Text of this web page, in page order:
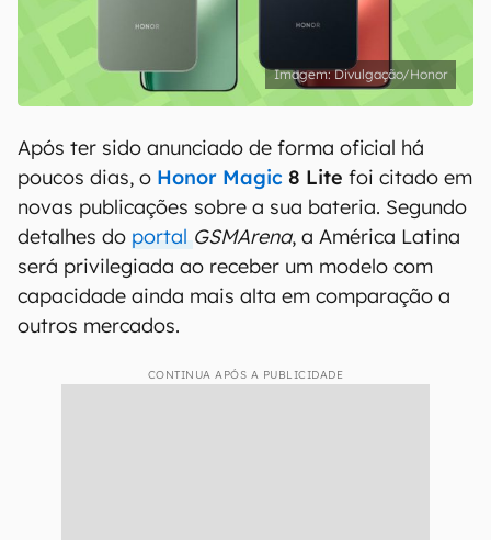
Divulgação/Honor
Após ter sido anunciado de forma oficial há
poucos dias, o Honor Magic 8 Lite foi citado em
novas publicações sobre a sua bateria. Segundo
detalhes do portal GSMArena, a América Latina
será privilegiada ao receber um modelo com
capacidade ainda mais alta em comparação a
outros mercados.
CONTINUA APÓS A PUBLICIDADE